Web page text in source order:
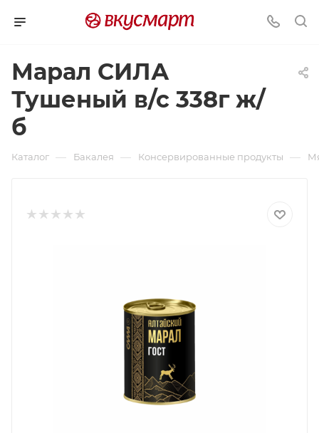
Марал СИЛА
Тушеный в/с 338г ж/
б
Каталог — Бакалея — Консервированные продукты —